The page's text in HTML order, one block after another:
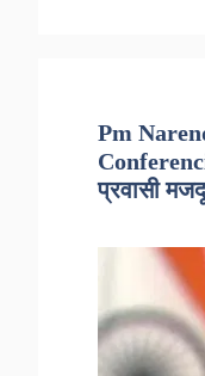
Pm
प्रवासी